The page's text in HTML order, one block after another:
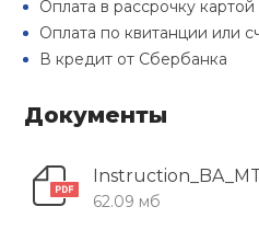
Оплата в рассрочку картой
Оплата по квитанции или
В кредит от Сбербанка
Документы
62.09 мб